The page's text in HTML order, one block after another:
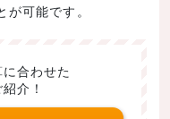
可能です。
合わせた
介！